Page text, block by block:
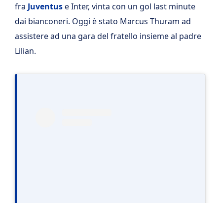
fra Juventuse Inter, vinta con un gol last minute
dai bianconeri. Oggi è stato Marcus Thuram ad
assistere ad una gara del fratello insieme al padre
Lilian.